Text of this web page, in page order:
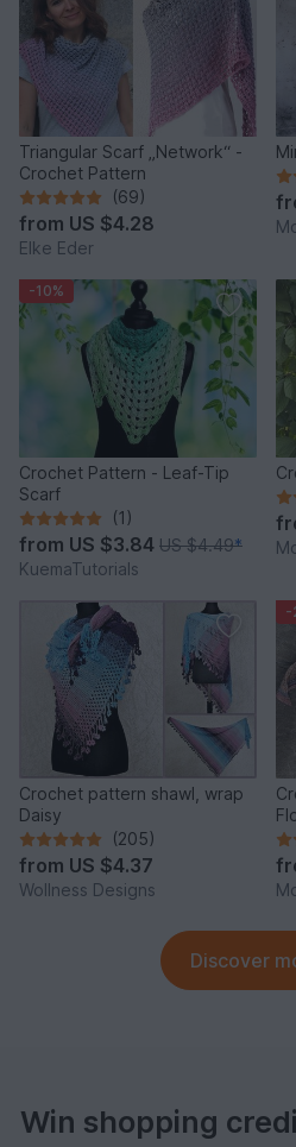
Triangular Scarf „Network“ -
Crochet Pattern
(69)
from US $4.28
Elke Eder
-10%
Crochet Pattern - Leaf-Tip
Scarf
(1)
from US $3.84 US $4.49*
KuemaTutorials
Crochet pattern shawl, wrap
Daisy
(205)
from US $4.37
Wollness Designs
-
Discover
Win shopping